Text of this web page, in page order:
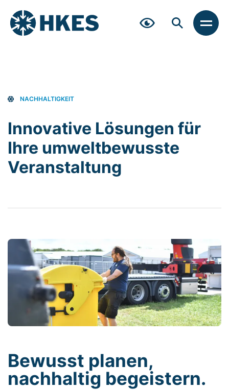
Inhalt
springen
NACHHALTIGKEIT
Innovative Lösungen für
Ihre umweltbewusste
Veranstaltung
Bewusst planen,
nachhaltig begeistern.